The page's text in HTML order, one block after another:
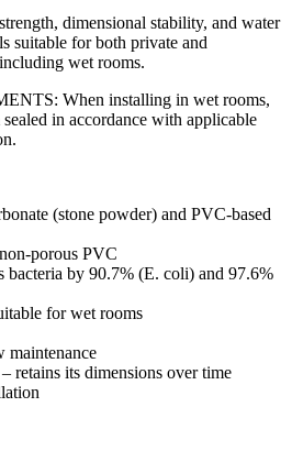
dimensional stability, and water
suitable for both private and
wet rooms.
When installing in wet rooms,
in accordance with applicable
(stone powder) and PVC-based
porous PVC
bacteria by 90.7% (E. coli) and 97.6%
for wet rooms
maintenance
retains its dimensions over time